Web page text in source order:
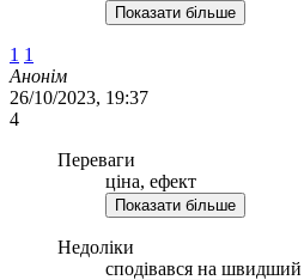
Показати більше
1 1
Анонім
26/10/2023, 19:37
4
Переваги
ціна, ефект
Показати більше
Недоліки
сподівався на швидший